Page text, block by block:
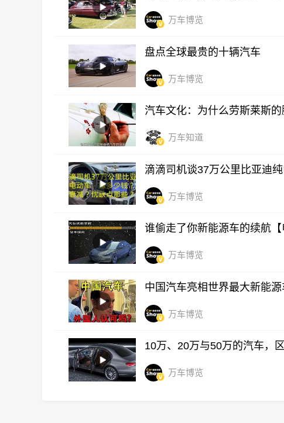
万车博览
盘点全球最贵的十辆汽车
万车博览
汽车文化：为什么劳斯莱斯的
万车知道
滴滴司机谈37万公里比亚迪
万车博览
谁偷走了你新能源车的续航【
万车博览
中国汽车亮相世界最大新能
万车博览
10万、20万与50万的汽车，
万车博览